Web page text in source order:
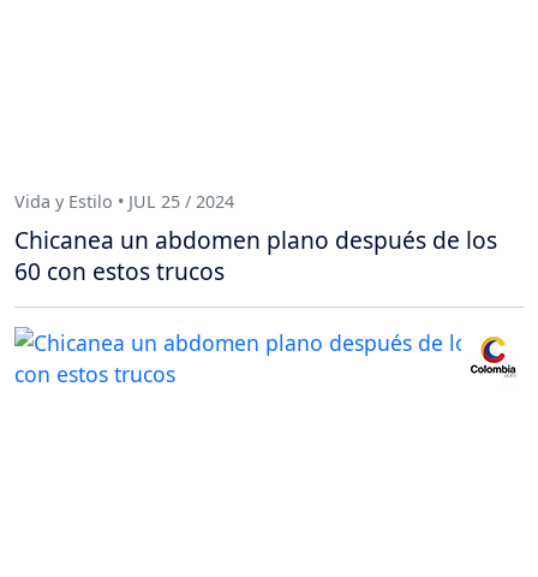
Vida y Estilo • JUL 25 / 2024
Chicanea un abdomen plano después de los
60 con estos trucos